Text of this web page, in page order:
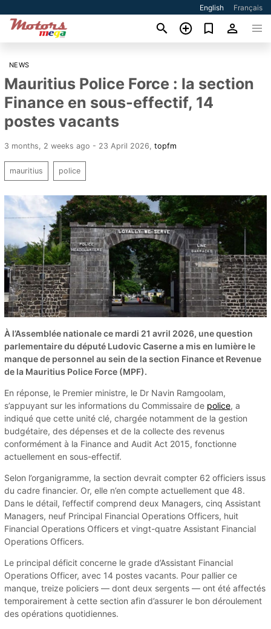
English Français
NEWS
Mauritius Police Force : la section
Finance en sous-effectif, 14
postes vacants
3 months, 2 weeks ago - 23 April 2026 topfm
mauritius police
À l’Assemblée nationale ce mardi 21 avril 2026, une question
parlementaire du député Ludovic Caserne a mis en lumière le
manque de personnel au sein de la section Finance et Revenue
de la Mauritius Police Force (MPF).
En réponse, le Premier ministre, le Dr Navin Ramgoolam,
s’appuyant sur les informations du Commissaire de police, a
indiqué que cette unité clé, chargée notamment de la gestion
budgétaire, des dépenses et de la collecte des revenus
conformément à la Finance and Audit Act 2015, fonctionne
actuellement en sous-effectif.
Selon l’organigramme, la section devrait compter 62 officiers issus
du cadre financier. Or, elle n’en compte actuellement que 48.
Dans le détail, l’effectif comprend deux Managers, cinq Assistant
Managers, neuf Principal Financial Operations Officers, huit
Financial Operations Officers et vingt-quatre Assistant Financial
Operations Officers.
Le principal déficit concerne le grade d’Assistant Financial
Operations Officer, avec 14 postes vacants. Pour pallier ce
manque, treize policiers — dont deux sergents — ont été affectés
temporairement à cette section afin d’assurer le bon déroulement
des opérations quotidiennes.